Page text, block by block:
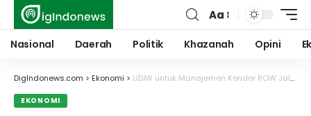
Font
Resizer
Aa
Nasional Daerah Politik Khazanah Opini
DigIndonews.com > Ekonomi > LiDAR untuk Manajemen Koridor ROW Jalur Pipa Migas
EKONOMI